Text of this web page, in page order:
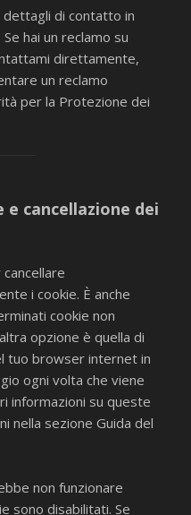
di contatto in
hai un reclamo su
direttamente,
un reclamo
per la Protezione dei
cancellazione dei
i cookie. È anche
cookie non
opzione è quella di
tuo browser internet in
ogni volta che viene
informazioni su queste
nella sezione Guida del
non funzionare
sono disabilitati. Se